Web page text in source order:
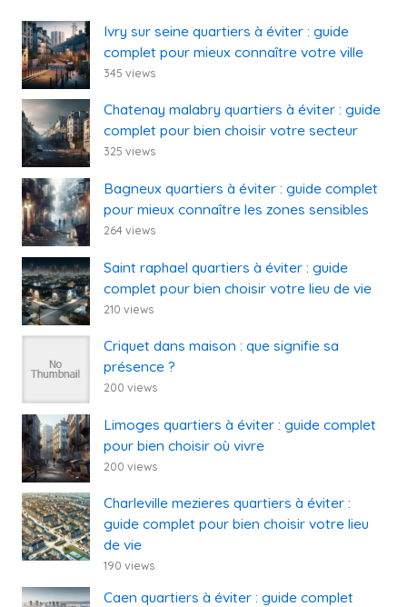
Ivry sur seine quartiers à éviter : guide
complet pour mieux connaître votre ville
345 views
Chatenay malabry quartiers à éviter : guide
complet pour bien choisir votre secteur
325 views
Bagneux quartiers à éviter : guide complet
pour mieux connaître les zones sensibles
264 views
Saint raphael quartiers à éviter : guide
complet pour bien choisir votre lieu de vie
210 views
Criquet dans maison : que signifie sa
présence ?
200 views
Limoges quartiers à éviter : guide complet
pour bien choisir où vivre
200 views
Charleville mezieres quartiers à éviter :
guide complet pour bien choisir votre lieu
de vie
190 views
Caen quartiers à éviter : guide complet